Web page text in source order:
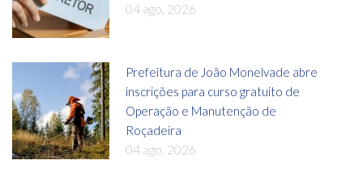
04 ago, 2026
Prefeitura de João Monelvade abre
inscrições para curso gratuito de
Operação e Manutenção de
Roçadeira
04 ago, 2026